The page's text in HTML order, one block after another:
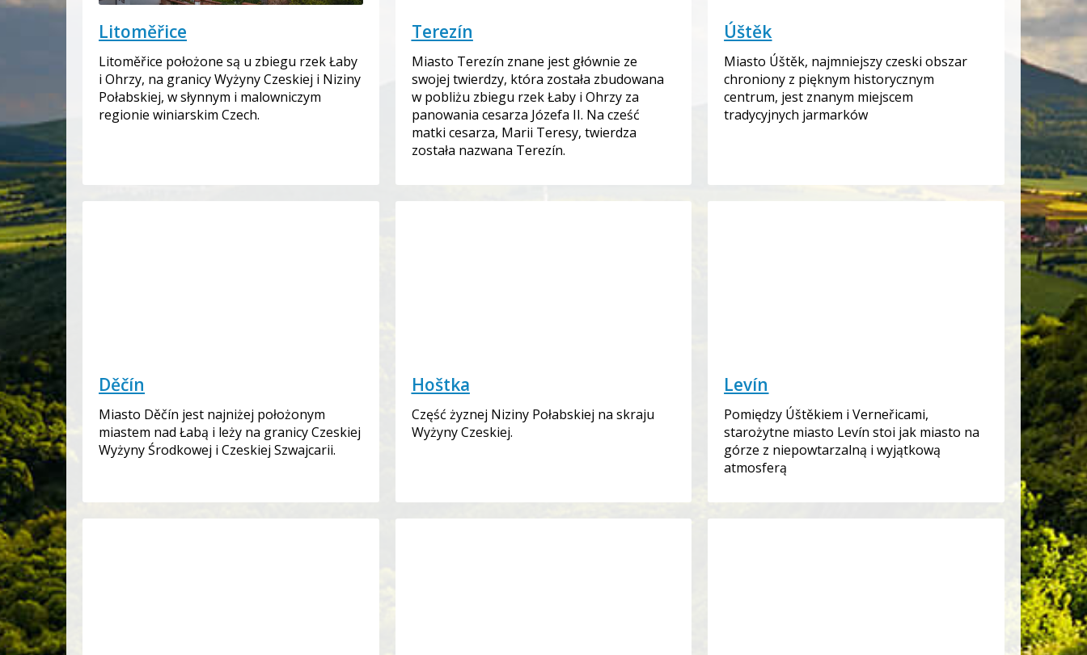
Litoměřice
Litoměřice położone są u zbiegu rzek Łaby
i Ohrzy, na granicy Wyżyny Czeskiej i Niziny
Połabskiej, w słynnym i malowniczym
regionie winiarskim Czech.
Terezín
Miasto Terezín znane jest głównie ze
swojej twierdzy, która została zbudowana
w pobliżu zbiegu rzek Łaby i Ohrzy za
panowania cesarza Józefa II. Na cześć
matki cesarza, Marii Teresy, twierdza
została nazwana Terezín.
Úštěk
Miasto Úštěk, najmniejszy czeski obszar
chroniony z pięknym historycznym
centrum, jest znanym miejscem
tradycyjnych jarmarków
Děčín
Miasto Děčín jest najniżej położonym
miastem nad Łabą i leży na granicy Czeskiej
Wyżyny Środkowej i Czeskiej Szwajcarii.
Hoštka
Część żyznej Niziny Połabskiej na skraju
Wyżyny Czeskiej.
Levín
Pomiędzy Úštěkiem i Verneřicami,
starożytne miasto Levín stoi jak miasto na
górze z niepowtarzalną i wyjątkową
atmosferą